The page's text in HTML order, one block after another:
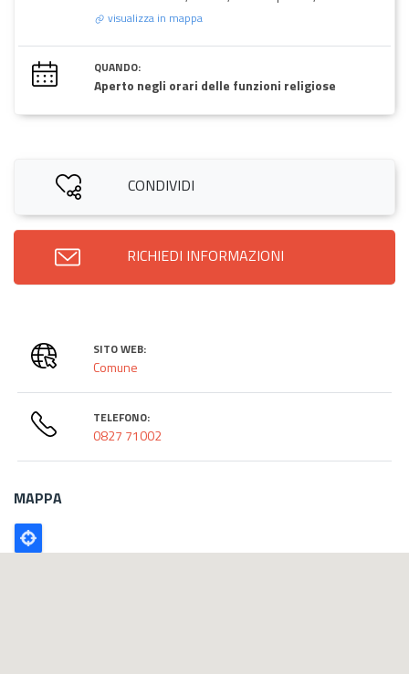
visualizza in mappa
QUANDO:
Aperto negli orari delle funzioni religiose
CONDIVIDI
RICHIEDI INFORMAZIONI
SITO WEB:
Comune
TELEFONO:
0827 71002
MAPPA
Poligono
GEO